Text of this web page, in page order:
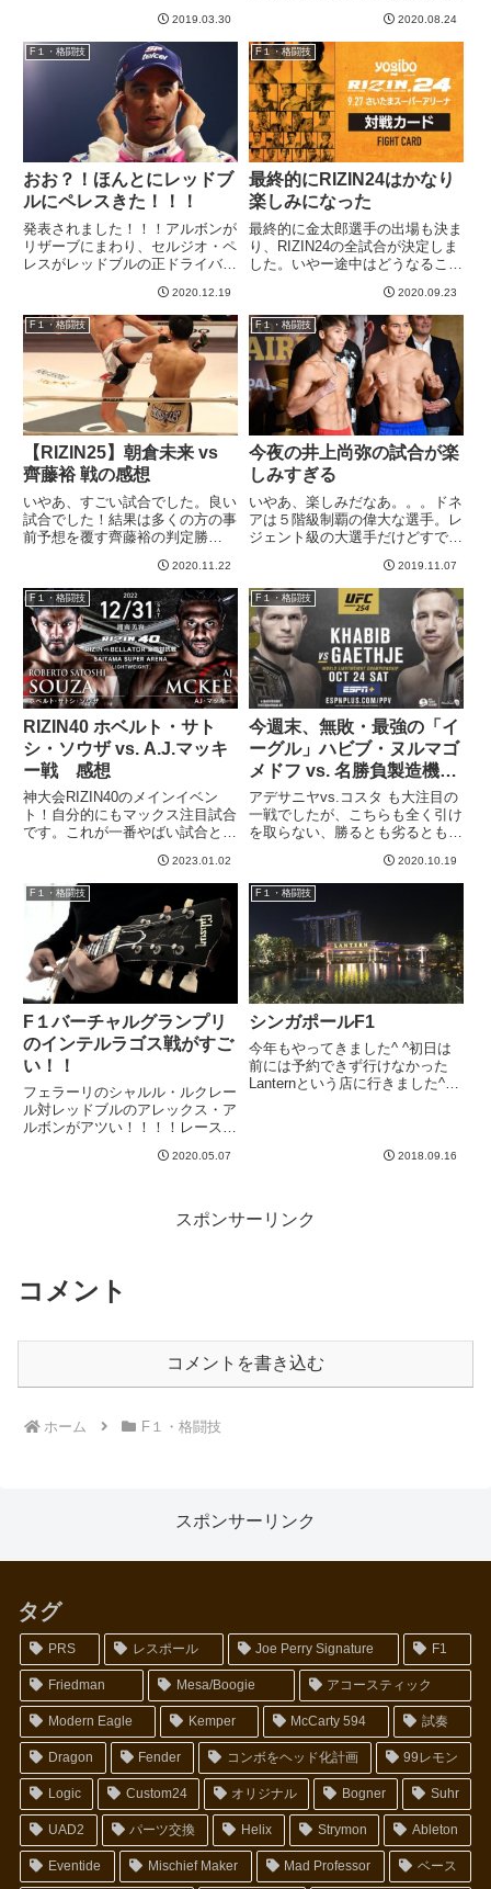
ね。といっても、所詮、金曜日の
FPなので、予選はフタを開ける
までわからない。とはいえ、良...
2019.03.30
年ぶり２度目の優勝。ほんとにす
ごい！！うろ覚えなんですが、佐
藤琢磨選手は、高校生まで自転車
かなんかやってたと聞いたよ...
2020.08.24
F１・格闘技
おお？！ほんとにレッドブ
ルにペレスきた！！！
発表されました！！！アルボンが
リザーブにまわり、セルジオ・ペ
レスがレッドブルの正ドライバー
の努力や献身が報われましたね。
旧フォースインディアのごたごた
でも、誠実でありながらしっかり
スタンスとってきた振る舞い
は、...
2020.12.19
F１・格闘技
最終的にRIZIN24はかなり
楽しみになった
最終的に金太郎選手の出場も決ま
り、RIZIN24の全試合が決定しま
した。いやー途中はどうなること
になってきました！朝倉未来の欠
場が決定し、他の試合もいまひと
つぱっとしない印象だった
RIZIN24でしたが、起用の...
2020.09.23
F１・格闘技
【RIZIN25】朝倉未来 vs
齊藤裕 戦の感想
いやあ、すごい試合でした。良い
試合でした！結果は多くの方の事
前予想を覆す齊藤裕の判定勝
量で朝倉未来の判定勝利と見えた
のですが、実際は意外なことに３
−０で齊藤。しかし斎藤勝利だと
おかしいということはなく、どの
ポイ...
2020.11.22
F１・格闘技
今夜の井上尚弥の試合が楽
しみすぎる
いやあ、楽しみだなあ。。。ドネ
アは５階級制覇の偉大な選手。レ
ジェント級の大選手だけどすでに
ば井上といえどKOされると思う
けど、正直当たらないだろうな
あ。。。今の井上と互角の勝負が
できる選手なんてこの世にいるん
だ...
2019.11.07
F１・格闘技
RIZIN40 ホベルト・サト
シ・ソウザ vs. A.J.マッキ
ー戦 感想
神大会RIZIN40のメインイベン
ト！自分的にもマックス注目試合
です。これが一番やばい試合と思
は十分わかってます。このブログ
にも過去何度か記事を書いていま
す。しかし！サトシなら！サトシ
ならひょっとして極めち...
2023.01.02
F１・格闘技
今週末、無敗・最強の「イ
ーグル」ハビブ・ヌルマゴ
メドフ vs. 名勝負製造機ジ
ャスティン・ゲイジー
【UFC254】
アデサニヤvs.コスタ も大注目の
一戦でしたが、こちらも全く引け
を取らない、勝るとも劣るとも言
っちの方がより楽しみにしていま
す＾＾ヌルマゴメドフは28戦28
勝。wikiによるとMMA史上最長
記録だそうです。アデ...
2020.10.19
F１・格闘技
F１バーチャルグランプリ
のインテルラゴス戦がすご
い！！
フェラーリのシャルル・ルクレー
ル対レッドブルのアレックス・ア
ルボンがアツい！！！！レースを
を入れ替えたことか。本物のレー
ねー。ゲームだからこその接近
2020.05.07
F１・格闘技
シンガポールF1
今年もやってきました^ ^初日は
前には予約できず行けなかった
Lanternという店に行きました^ ^
た。リトルインディアの寺院とフ
2018.09.16
スポンサーリンク
コメント
コメントを書き込む
ホーム F１・格闘技
スポンサーリンク
タグ
PRS レスポール Joe Perry Signature F1
Friedman Mesa/Boogie アコースティック
Modern Eagle Kemper McCarty 594 試奏
Dragon Fender コンボをヘッド化計画 99レモン
Logic Custom24 オリジナル Bogner Suhr
UAD2 パーツ交換 Helix Strymon Ableton
Eventide Mischief Maker Mad Professor ベース